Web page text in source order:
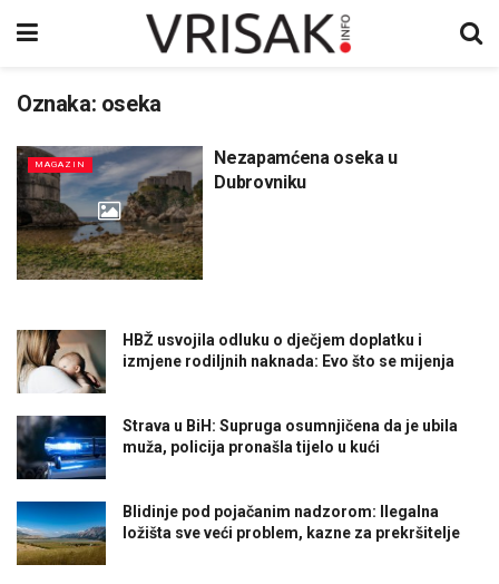
Oznaka: oseka
MAGAZIN
Nezapamćena oseka u
Dubrovniku
HBŽ usvojila odluku o dječjem doplatku i
izmjene rodiljnih naknada: Evo što se mijenja
Strava u BiH: Supruga osumnjičena da je ubila
muža, policija pronašla tijelo u kući
Blidinje pod pojačanim nadzorom: Ilegalna
ložišta sve veći problem, kazne za prekršitelje